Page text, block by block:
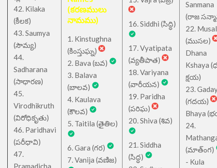
42. Kilaka
(కీలక)
43. Saumya
(సౌమ్య)
44.
Sadharana
(సాధారణ)
45.
Virodhikruth
(విరోధికృతు)
46. Paridhavi
(పరీధావి)
47.
Pramadicha
(కరణములు
నామము)
1. Kinstughna
(కింస్తుఘ్న)
2. Bava (బవ)
3. Balava
(బాలవ)
4. Kaulava
(కౌలవ)
5. Taitila (తైతిల)
6. Gara (గర)
7. Vanija (వణిజ)
16. Siddhi (సిద్ధి)
17. Vyatipata
(వ్యతీపాత)
18. Variyana
(వారీయన)
19. Paridha
(పరిఘ)
20. Shiva (శివ)
21. Siddha
(సిద్ధ)
Sanmana
(రాజ
22.
(ముసల)
Dhana
Kshaya
క్షయ)
23.
(గదయ)
Bhaya
24.
(మాత్ంగ)
- Kula